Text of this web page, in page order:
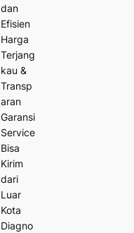
dan
Efisien
Harga
Terjang
kau &
Transp
aran
Garansi
Service
Bisa
Kirim
dari
Luar
Kota
Diagno